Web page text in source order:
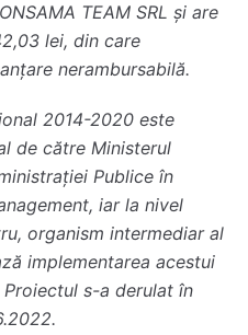
TEAM SRL și are
lei, din care
nerambursabilă.
2014-2020 este
de către Ministerul
Publice în
iar la nivel
organism intermediar al
implementarea acestui
s-a derulat în